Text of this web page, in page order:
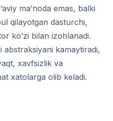
ma’noda emas, balki
qilayotgan dasturchi,
ko’zi bilan izohlanadi.
abstraksiyani kamaytiradi,
xavfsizlik va
xatolarga olib keladi.